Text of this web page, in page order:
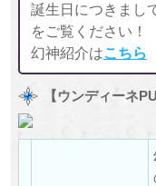
誕生日につきまし
をご覧ください！
幻神紹介はこちら
【ウンディーネ